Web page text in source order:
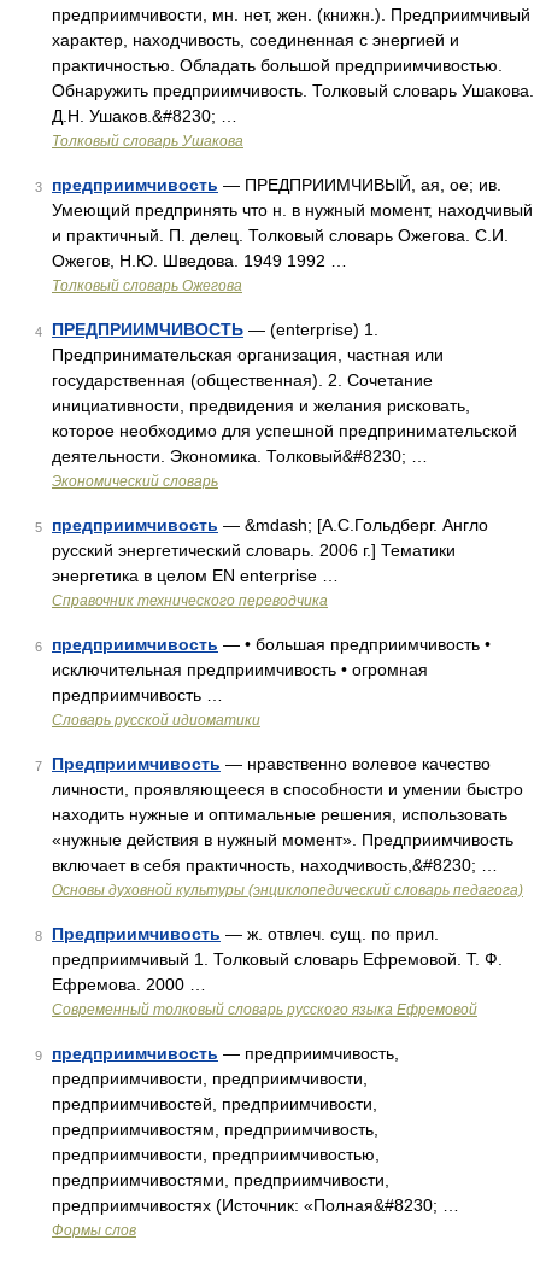
предприимчивости, мн. нет, жен. (книжн.). Предприимчивый
характер, находчивость, соединенная с энергией и
практичностью. Обладать большой предприимчивостью.
Обнаружить предприимчивость. Толковый словарь Ушакова.
Д.Н. Ушаков.&#8230; …
Толковый словарь Ушакова
3 предприимчивость — ПРЕДПРИИМЧИВЫЙ, ая, ое; ив.
Умеющий предпринять что н. в нужный момент, находчивый
и практичный. П. делец. Толковый словарь Ожегова. С.И.
Ожегов, Н.Ю. Шведова. 1949 1992 …
Толковый словарь Ожегова
4 ПРЕДПРИИМЧИВОСТЬ — (enterprise) 1.
Предпринимательская организация, частная или
государственная (общественная). 2. Сочетание
инициативности, предвидения и желания рисковать,
которое необходимо для успешной предпринимательской
деятельности. Экономика. Толковый&#8230; …
Экономический словарь
5 предприимчивость — &mdash; [А.С.Гольдберг. Англо
русский энергетический словарь. 2006 г.] Тематики
энергетика в целом EN enterprise …
Справочник технического переводчика
6 предприимчивость — • большая предприимчивость •
исключительная предприимчивость • огромная
предприимчивость …
Словарь русской идиоматики
7 Предприимчивость — нравственно волевое качество
личности, проявляющееся в способности и умении быстро
находить нужные и оптимальные решения, использовать
«нужные действия в нужный момент». Предприимчивость
включает в себя практичность, находчивость,&#8230; …
Основы духовной культуры (энциклопедический словарь педагога)
8 Предприимчивость — ж. отвлеч. сущ. по прил.
предприимчивый 1. Толковый словарь Ефремовой. Т. Ф.
Ефремова. 2000 …
Современный толковый словарь русского языка Ефремовой
9 предприимчивость — предприимчивость,
предприимчивости, предприимчивости,
предприимчивостей, предприимчивости,
предприимчивостям, предприимчивость,
предприимчивости, предприимчивостью,
предприимчивостями, предприимчивости,
предприимчивостях (Источник: «Полная&#8230; …
Формы слов